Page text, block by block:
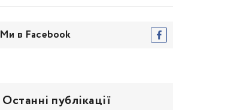
Ми в Facebook
Останні публікації